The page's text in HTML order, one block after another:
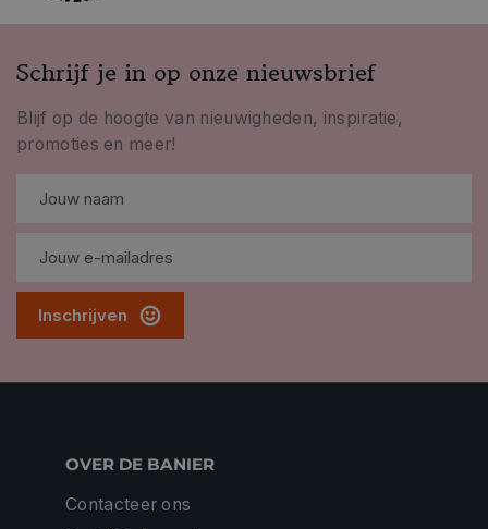
Schrijf je in op onze nieuwsbrief
Blijf op de hoogte van nieuwigheden, inspiratie,
promoties en meer!
Inschrijven
OVER DE BANIER
Contacteer ons